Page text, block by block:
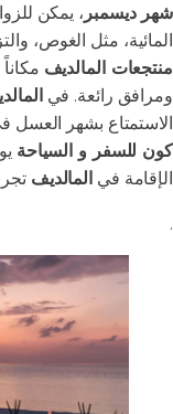
شهر ديسمبر ، يمكن
المائية، مثل الغوص،
منتجعات المالديف
ومرافق رائعة. في
الاستمتاع بشهر العسل
كون للسفر و السياحة
الإقامة في المالديف
.